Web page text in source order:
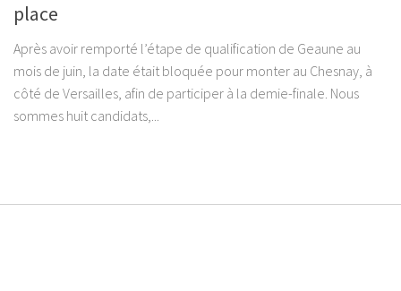
place
Après avoir remporté l’étape de qualification de Geaune au
mois de juin, la date était bloquée pour monter au Chesnay, à
côté de Versailles, afin de participer à la demie-finale. Nous
sommes huit candidats,...